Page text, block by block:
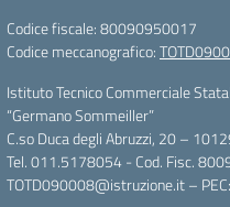
Codice fiscale: 80090950017
Codice meccanografico:
Istituto Tecnico Commerciale
“Germano Sommeiller”
C.so Duca degli Abruzzi, 20 –
Tel. 011.5178054 - Cod. Fisc.
TOTD090008@istruzione.it –